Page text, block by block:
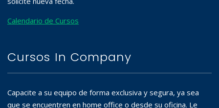
Calendario de Cursos
Cursos In Company
Capacite a su equipo de forma exclusiva y segura, ya sea
que se encuentren en home office o desde su oficina. Le